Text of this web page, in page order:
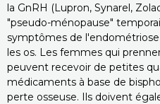
la GnRH (Lupron, Synarel,
"pseudo-ménopause"
symptômes de
les os. Les femmes qui
peuvent recevoir de petites
médicaments à base de
perte osseuse. Ils doivent